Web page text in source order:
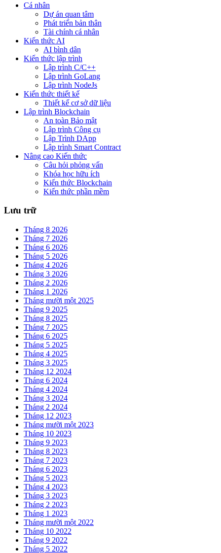
Cá nhân
Dự án quan tâm
Phát triển bản thân
Tài chính cá nhân
Kiến thức AI
AI bình dân
Kiến thức lập trình
Lập trình C/C++
Lập trình GoLang
Lập trình NodeJs
Kiến thức thiết kế
Thiết kế cơ sở dữ liệu
Lập trình Blockchain
An toàn Bảo mật
Lập trình Công cụ
Lập Trình DApp
Lập trình Smart Contract
Nâng cao Kiến thức
Câu hỏi phỏng vấn
Khóa học hữu ích
Kiến thức Blockchain
Kiến thức phần mềm
Lưu trữ
Tháng 8 2026
Tháng 7 2026
Tháng 6 2026
Tháng 5 2026
Tháng 4 2026
Tháng 3 2026
Tháng 2 2026
Tháng 1 2026
Tháng mười một 2025
Tháng 9 2025
Tháng 8 2025
Tháng 7 2025
Tháng 6 2025
Tháng 5 2025
Tháng 4 2025
Tháng 3 2025
Tháng 12 2024
Tháng 6 2024
Tháng 4 2024
Tháng 3 2024
Tháng 2 2024
Tháng 12 2023
Tháng mười một 2023
Tháng 10 2023
Tháng 9 2023
Tháng 8 2023
Tháng 7 2023
Tháng 6 2023
Tháng 5 2023
Tháng 4 2023
Tháng 3 2023
Tháng 2 2023
Tháng 1 2023
Tháng mười một 2022
Tháng 10 2022
Tháng 9 2022
Tháng 5 2022